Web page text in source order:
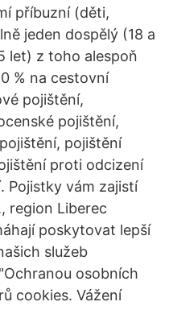
příbuzní (děti,
jeden dospělý (18 a
let) z toho alespoň
% na cestovní
pojištění,
pojištění,
pojištění
proti odcizení
Pojistky vám zajistí
region Liberec
poskytovat lepší
služeb
osobních
cookies. Vážení